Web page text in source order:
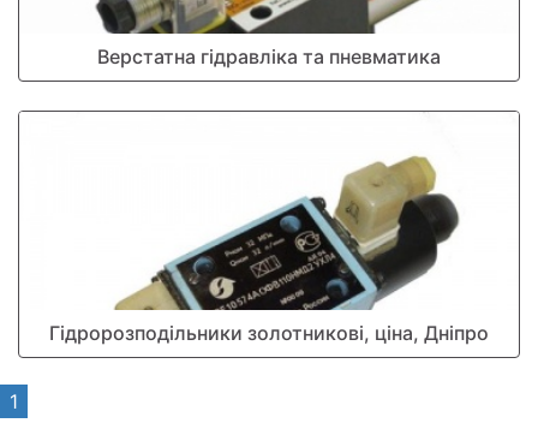
Верстатна гідравліка та пневматика
Гідророзподільники золотникові, ціна, Дніпро
1